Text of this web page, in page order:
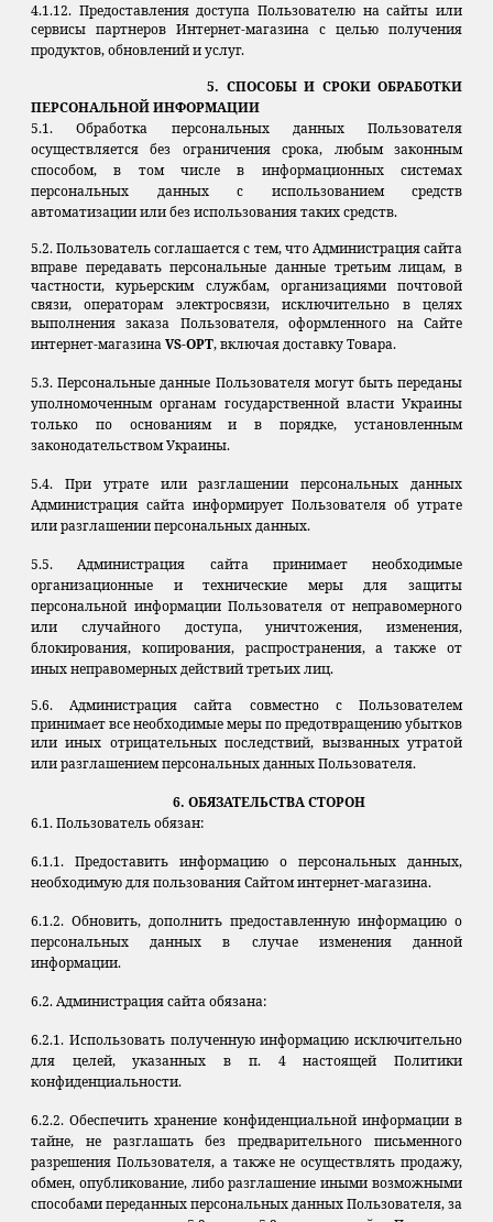
4.1.12. Предоставления доступа Пользователю на сайты или
сервисы партнеров Интернет-магазина с целью получения
продуктов, обновлений и услуг.
5. СПОСОБЫ И СРОКИ ОБРАБОТКИ
ПЕРСОНАЛЬНОЙИНФОРМАЦИИ
5.1. Обработка персональных данных Пользователя
осуществляется без ограничения срока, любым законным
способом, в том числе в информационных системах
персональных данных с использованием средств
автоматизации или без использования таких средств.
5.2. Пользователь соглашается с тем, что Администрация сайта
вправе передавать персональные данные третьим лицам, в
частности, курьерским службам, организациями почтовой
связи, операторам электросвязи, исключительно в целях
выполнения заказа Пользователя, оформленного на Сайте
интернет-магазинаVS-OPT, включая доставку Товара.
5.3. Персональные данные Пользователя могут быть переданы
уполномоченным органам государственной власти Украины
только по основаниям и в порядке, установленным
законодательством Украины.
5.4. При утрате или разглашении персональных данных
Администрация сайта информирует Пользователя об утрате
или разглашении персональных данных.
5.5. Администрация сайта принимает необходимые
организационные и технические меры для защиты
персональной информации Пользователя от неправомерного
или случайного доступа, уничтожения, изменения,
блокирования, копирования, распространения, а также от
иных неправомерных действий третьих лиц.
5.6. Администрация сайта совместно с Пользователем
принимает все необходимые меры по предотвращению убытков
или иных отрицательных последствий, вызванных утратой
или разглашением персональных данных Пользователя.
6. ОБЯЗАТЕЛЬСТВА СТОРОН
6.1. Пользователь обязан:
6.1.1. Предоставить информацию о персональных данных,
необходимую для пользования Сайтом интернет-магазина.
6.1.2. Обновить, дополнить предоставленную информацию о
персональных данных в случае изменения данной
информации.
6.2. Администрация сайта обязана:
6.2.1. Использовать полученную информацию исключительно
для целей, указанных в п. 4 настоящей Политики
конфиденциальности.
6.2.2. Обеспечить хранение конфиденциальной информации в
тайне, не разглашать без предварительного письменного
разрешения Пользователя, а также не осуществлять продажу,
обмен, опубликование, либо разглашение иными возможными
способами переданных персональных данных Пользователя, за